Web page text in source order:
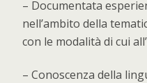
– Documentata
nell’ambito della
con le modalità di cui
– Conoscenza della